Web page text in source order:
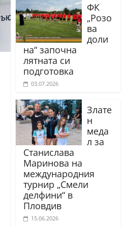
ФК
„Розо
ва
доли
на“ започна
лятната си
подготовка
03.07.2026
Злате
н
меда
л за
Станислава
Маринова на
международния
турнир „Смели
делфини“ в
Пловдив
15.06.2026